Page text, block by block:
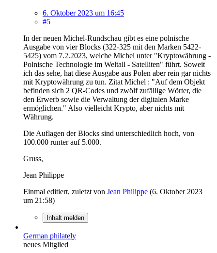
6. Oktober 2023 um 16:45
#5
In der neuen Michel-Rundschau gibt es eine polnische
Ausgabe von vier Blocks (322-325 mit den Marken 5422-
5425) vom 7.2.2023, welche Michel unter "Kryptowährung -
Polnische Technologie im Weltall - Satelliten" führt. Soweit
ich das sehe, hat diese Ausgabe aus Polen aber rein gar nichts
mit Kryptowährung zu tun. Zitat Michel : "Auf dem Objekt
befinden sich 2 QR-Codes und zwölf zufällige Wörter, die
den Erwerb sowie die Verwaltung der digitalen Marke
ermöglichen." Also vielleicht Krypto, aber nichts mit
Währung.
Die Auflagen der Blocks sind unterschiedlich hoch, von
100.000 runter auf 5.000.
Gruss,
Jean Philippe
Einmal editiert, zuletzt von Jean Philippe (6. Oktober 2023
um 21:58)
Inhalt melden
German philately
neues Mitglied